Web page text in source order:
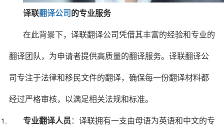
译联翻译公司 的专业服务
在此背景下，译联翻译公司凭借其丰富的经验和专业的
翻译团队，为申请者提供高质量的翻译服务。译联翻译公
司专注于法律和移民文件的翻译，确保每一份翻译材料都
经过严格审核，以满足相关法规和标准。
专业翻译人员 ：译联拥有一支由母语为英语和中文的专